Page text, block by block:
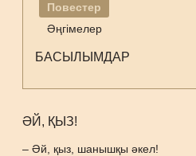
Повестер
Әңгімелер
БАСЫЛЫМДАР
ӘЙ, ҚЫЗ!
– Әй, қыз, шанышқы әкел!